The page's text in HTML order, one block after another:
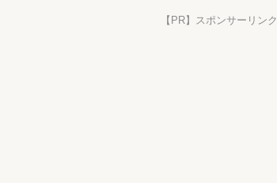
【PR】スポンサーリンク